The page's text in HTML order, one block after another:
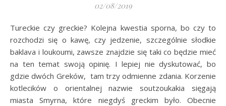
02/08/2019
Tureckie czy greckie? Kolejna kwestia sporna, bo czy to
rozchodzi się o kawę, czy jedzenie, szczególnie słodkie
baklava i loukoumi, zawsze znajdzie się taki co będzie mieć
na ten temat swoją opinię. I lepiej nie dyskutować, bo
gdzie dwóch Greków, tam trzy odmienne zdania. Korzenie
kotlecików o orientalnej nazwie soutzoukakia sięgają
miasta Smyrna, które niegdyś greckim było. Obecnie